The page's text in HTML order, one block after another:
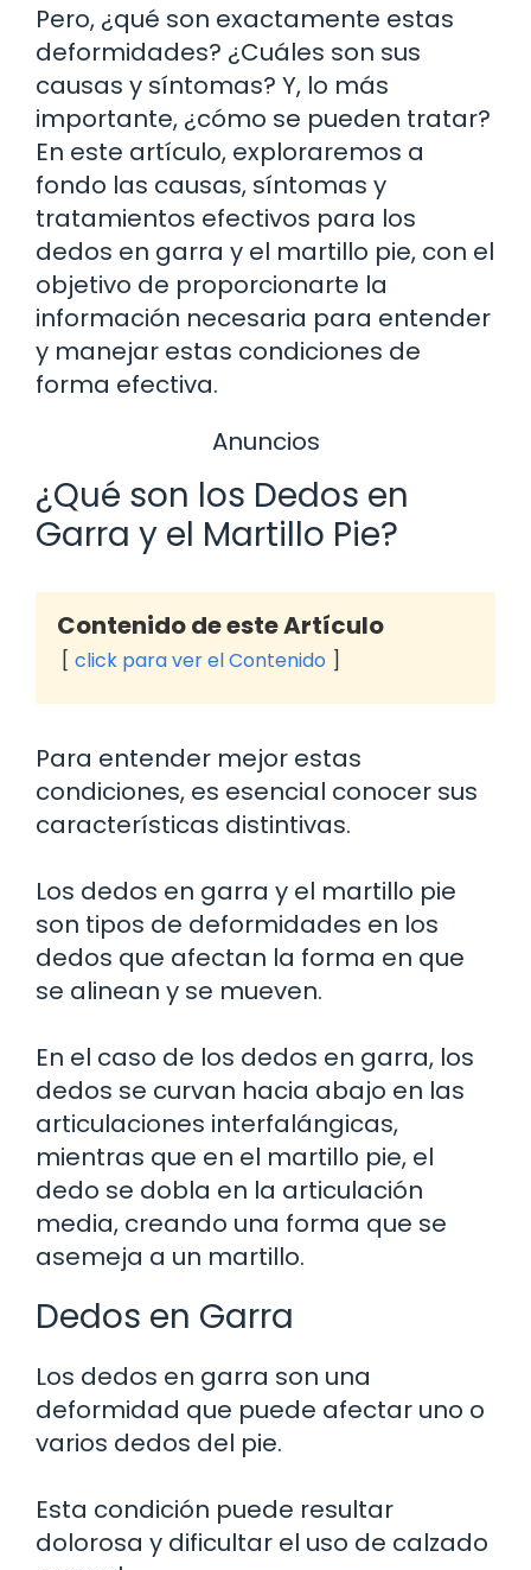
Pero, ¿qué son exactamente estas
deformidades? ¿Cuáles son sus
causas y síntomas? Y, lo más
importante, ¿cómo se pueden tratar?
En este artículo, exploraremos a
fondo las causas, síntomas y
tratamientos efectivos para los
dedos en garra y el martillo pie, con el
objetivo de proporcionarte la
información necesaria para entender
y manejar estas condiciones de
forma efectiva.
Anuncios
¿Qué son los Dedos en
Garra y el Martillo Pie?
Contenido de este Artículo
click para ver el Contenido
Para entender mejor estas
condiciones, es esencial conocer sus
características distintivas.
Los dedos en garra y el martillo pie
son tipos de deformidades en los
dedos que afectan la forma en que
se alinean y se mueven.
En el caso de los dedos en garra, los
dedos se curvan hacia abajo en las
articulaciones interfalángicas,
mientras que en el martillo pie, el
dedo se dobla en la articulación
media, creando una forma que se
asemeja a un martillo.
Dedos en Garra
Los dedos en garra son una
deformidad que puede afectar uno o
varios dedos del pie.
Esta condición puede resultar
dolorosa y dificultar el uso de calzado